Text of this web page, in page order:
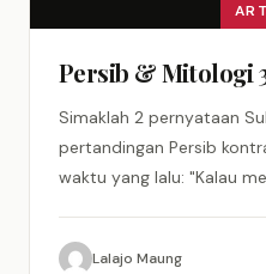
Persib & Mitologi
Simaklah 2 pernyataan
pertandingan Persib
waktu yang lalu: "Kalau menurut saya formasi 4-2-
Lalajo Maung